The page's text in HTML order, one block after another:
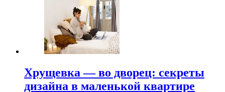
Хрущевка — во дворец: секреты
дизайна в маленькой квартире